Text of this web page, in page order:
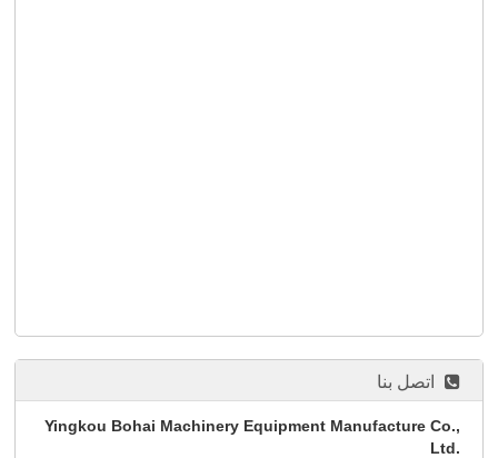
اتصل بنا
Yingkou Bohai Machinery Equipment Manufacture Co.,
Ltd.